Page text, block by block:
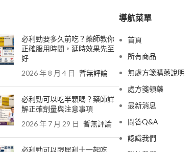
必利勁要多久前吃？藥師教你
正確服用時間，延時效果先至
好
2026 年 8 月 4 日 暫無評論
必利勁可以吃半顆嗎？藥師詳
解正確劑量與注意事項
2026 年 7 月 29 日 暫無評論
必利勁可以跟犀利士一起吃
導航菜單
首頁
所有商品
無處方箋購藥說明
處方箋領藥
最新消息
問答Q&A
認識我們